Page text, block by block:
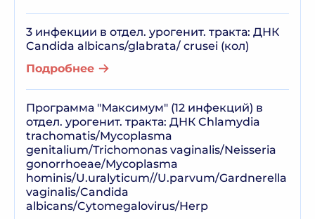
3 инфекции в отдел. урогенит. тракта: ДНК
Candida albicans/glabrata/ crusei (кол)
Подробнее
Программа "Максимум" (12 инфекций) в
отдел. урогенит. тракта: ДНК Chlamydia
trachomatis/Mycoplasma
genitalium/Trichomonas vaginalis/Neisseria
gonorrhoeae/Mycoplasma
hominis/U.uralyticum//U.parvum/Gardnerella
vaginalis/Candida
albicans/Cytomegalovirus/Herp